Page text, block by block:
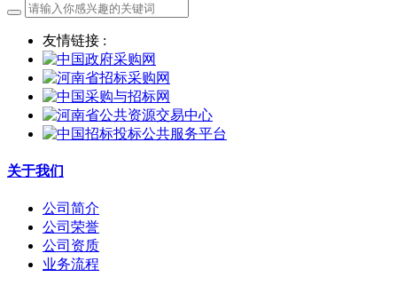
友情链接 :
关于我们
公司简介
公司荣誉
公司资质
业务流程